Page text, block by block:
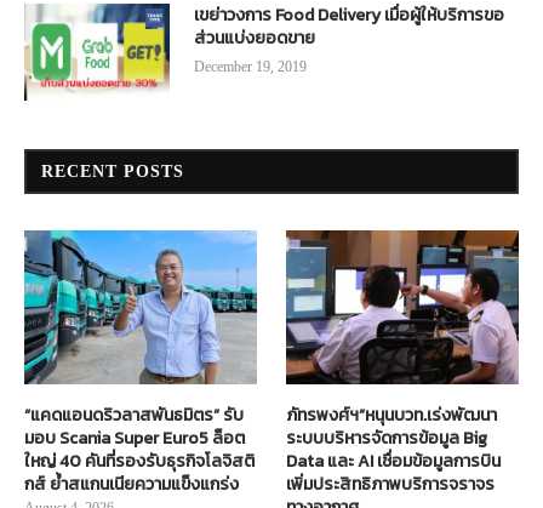
เขย่าวงการ Food Delivery เมื่อผู้ให้บริการขอ
ส่วนแบ่งยอดขาย
December 19, 2019
RECENT POSTS
“แคดแอนดริวลาสพันธมิตร” รับ
มอบ Scania Super Euro5 ล็อต
ใหญ่ 40 คันที่รองรับธุรกิจโลจิสติ
กส์ ย้ำสแกนเนียความแข็งแกร่ง
ภัทรพงศ์ฯ”หนุนบวท.เร่งพัฒนา
ระบบบริหารจัดการข้อมูล Big
Data และ AI เชื่อมข้อมูลการบิน
เพิ่มประสิทธิภาพบริการจราจร